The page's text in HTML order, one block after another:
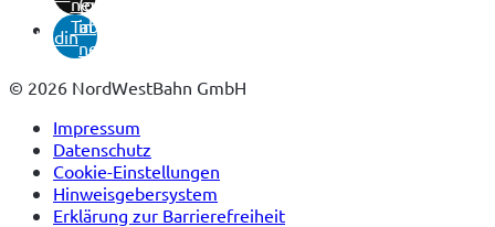
Tab)
linkedinin
neuem
© 2026 NordWestBahn GmbH
Impressum
Datenschutz
Cookie-Einstellungen
Hinweisgebersystem
Erklärung zur Barrierefreiheit